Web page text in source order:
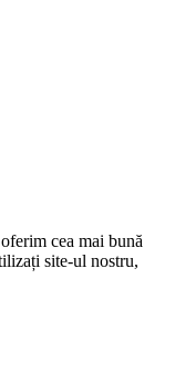
cea mai bună
site-ul nostru,